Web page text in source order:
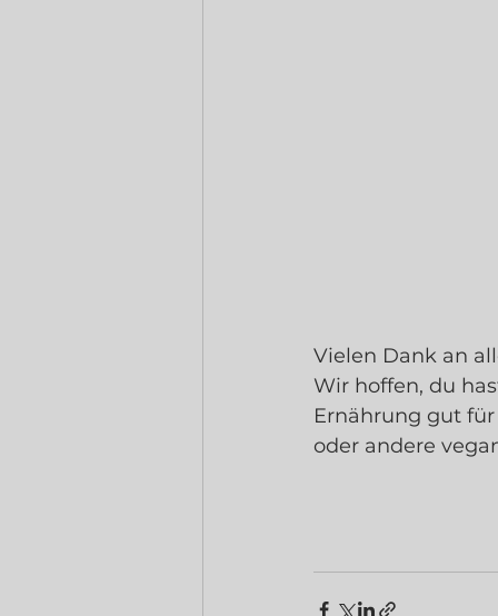
Vielen Dank an
Wir hoffen, du
Ernährung gut
oder andere